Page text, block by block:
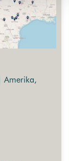
Amerika,